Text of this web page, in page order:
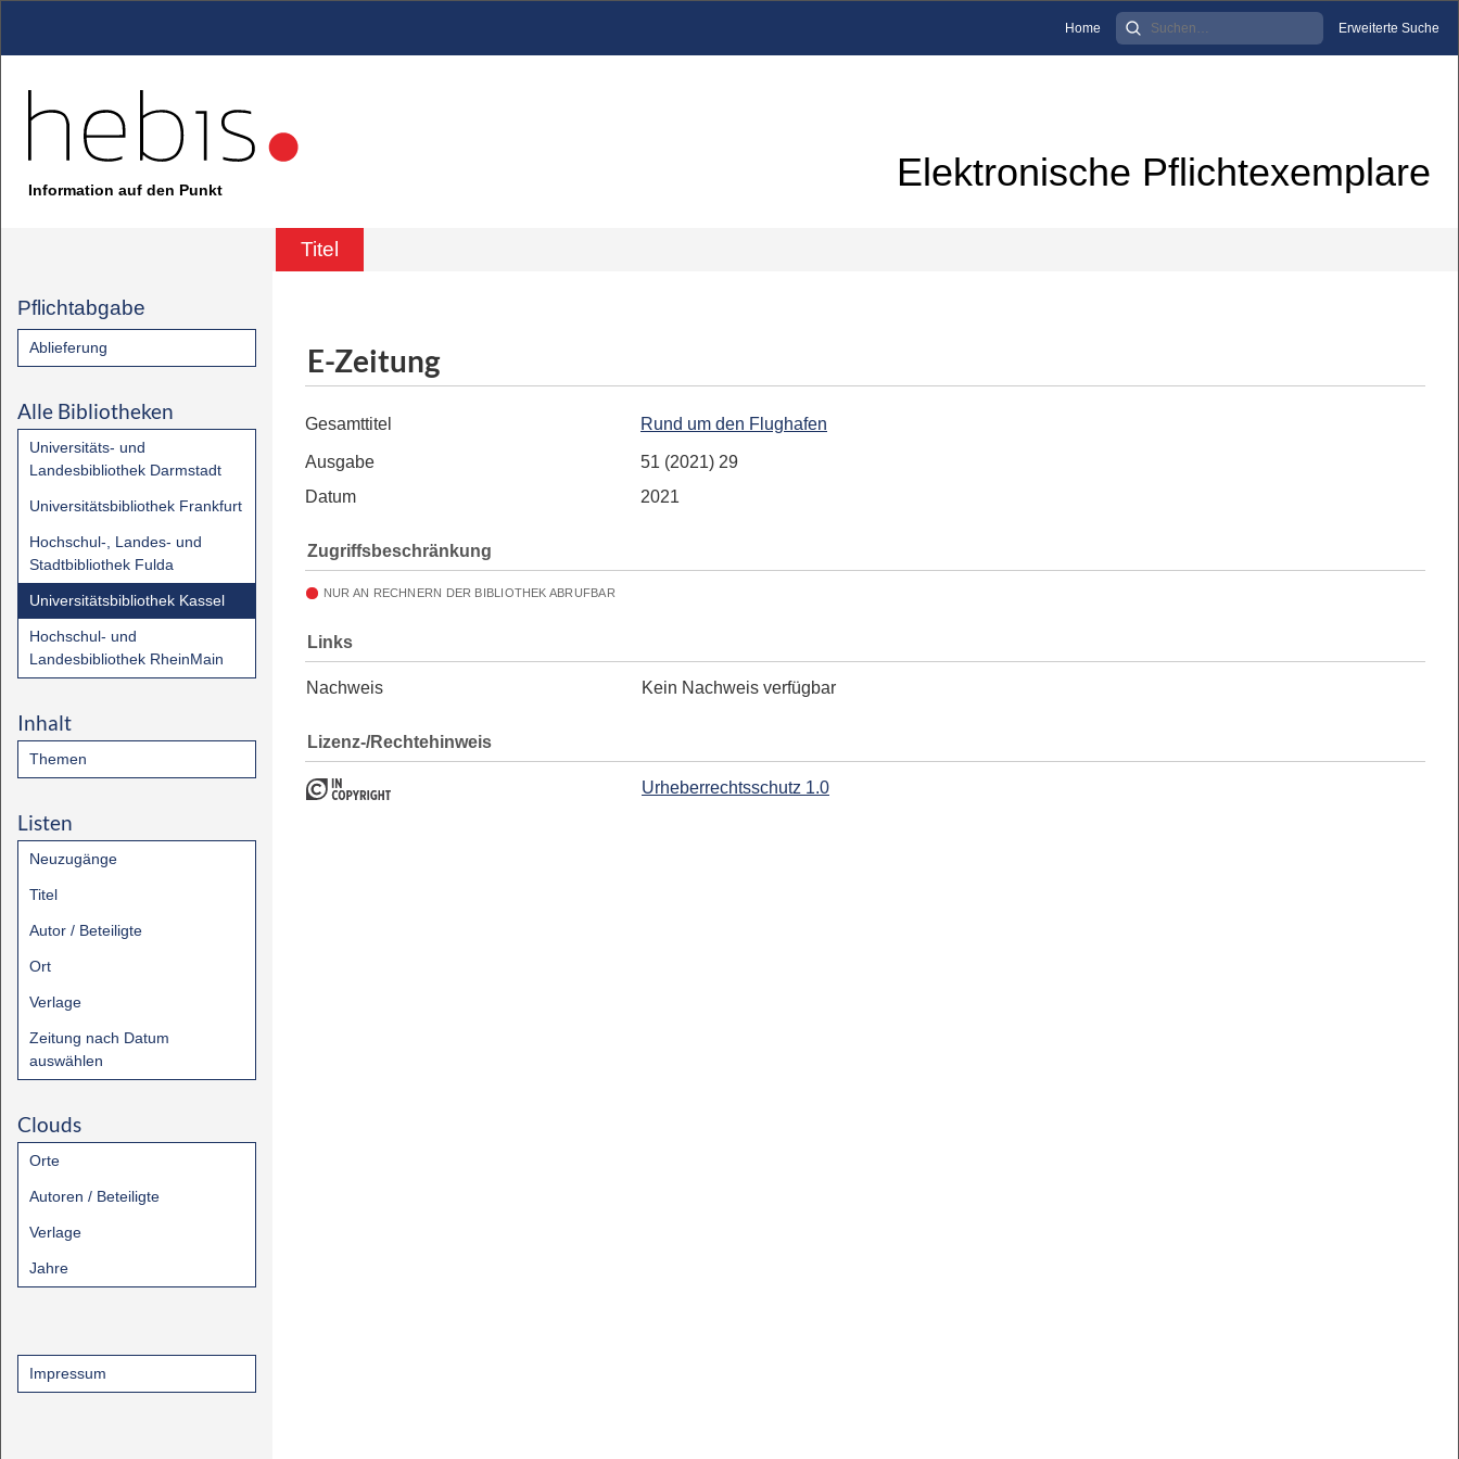
Home Erweiterte Suche
Information auf den Punkt Elektronische Pflichtexemplare
Titel
Pflichtabgabe
Ablieferung
Alle Bibliotheken
Universitäts- und
Landesbibliothek Darmstadt
Universitätsbibliothek Frankfurt
Hochschul-, Landes- und
Stadtbibliothek Fulda
Universitätsbibliothek Kassel
Hochschul- und
Landesbibliothek RheinMain
Inhalt
Themen
Listen
Neuzugänge
Titel
Autor / Beteiligte
Ort
Verlage
Zeitung nach Datum
auswählen
Clouds
Orte
Autoren / Beteiligte
Verlage
Jahre
Impressum
E-Zeitung
Gesamttitel Rund um den Flughafen
Ausgabe
51 (2021) 29
Datum
2021
Zugriffsbeschränkung
NUR AN RECHNERN DER BIBLIOTHEK ABRUFBAR
Links
Nachweis Kein Nachweis verfügbar
Lizenz-/Rechtehinweis
Urheberrechtsschutz 1.0